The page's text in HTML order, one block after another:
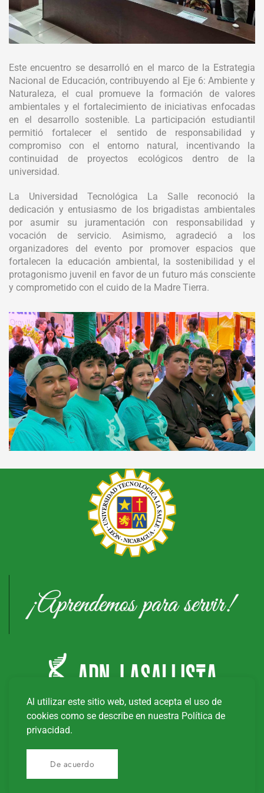
Este encuentro se desarrolló en el marco de la Estrategia
Nacional de Educación, contribuyendo al Eje 6: Ambiente y
Naturaleza, el cual promueve la formación de valores
ambientales y el fortalecimiento de iniciativas enfocadas
en el desarrollo sostenible. La participación estudiantil
permitió fortalecer el sentido de responsabilidad y
compromiso con el entorno natural, incentivando la
continuidad de proyectos ecológicos dentro de la
universidad.
La Universidad Tecnológica La Salle reconoció la
dedicación y entusiasmo de los brigadistas ambientales
por asumir su juramentación con responsabilidad y
vocación de servicio. Asimismo, agradeció a los
organizadores del evento por promover espacios que
fortalecen la educación ambiental, la sostenibilidad y el
protagonismo juvenil en favor de un futuro más consciente
y comprometido con el cuido de la Madre Tierra.
Copyright © 20
Al utilizar este sitio web, usted acepta el uso de
cookies como se describe en nuestra Política de
privacidad.
De acuerdo